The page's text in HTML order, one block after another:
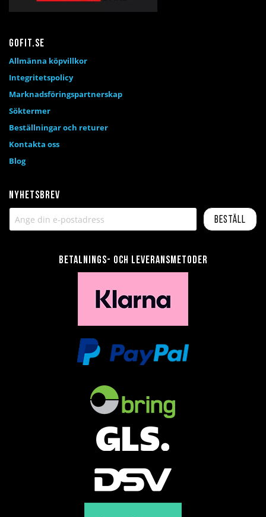
Nyhetsbrev
Beställ
Betalnings- och leveransmetoder
Gofit.se
Allmänna köpvillkor
Integritetspolicy
Marknadsföringspartnerskap
Söktermer
Beställningar och returer
Kontakta oss
Blog